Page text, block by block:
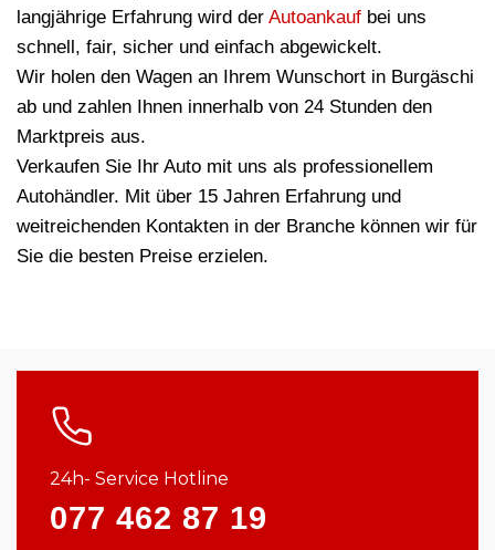
langjährige Erfahrung wird der Autoankauf bei uns
schnell, fair, sicher und einfach abgewickelt.
Wir holen den Wagen an Ihrem Wunschort in Burgäschi
ab und zahlen Ihnen innerhalb von 24 Stunden den
Marktpreis aus.
Verkaufen Sie Ihr Auto mit uns als professionellem
Autohändler. Mit über 15 Jahren Erfahrung und
weitreichenden Kontakten in der Branche können wir für
Sie die besten Preise erzielen.
24h- Service Hotline
077 462 87 19